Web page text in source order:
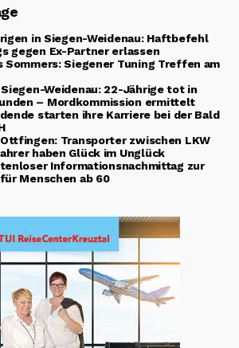
in Siegen-Weidenau: Haftbefehl
gegen Ex-Partner erlassen
Sommers: Siegener Tuning Treffen am
Weidenau: 22-Jährige tot in
– Mordkommission ermittelt
starten ihre Karriere bei der Bald
Transporter zwischen LKW
haben Glück im Unglück
Informationsnachmittag zur
Menschen ab 60